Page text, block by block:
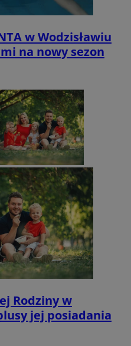
w Wodzisławiu
na nowy sezon
Rodziny w
jej posiadania